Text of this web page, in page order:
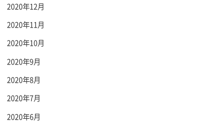
2020年12月
2020年11月
2020年10月
2020年9月
2020年8月
2020年7月
2020年6月